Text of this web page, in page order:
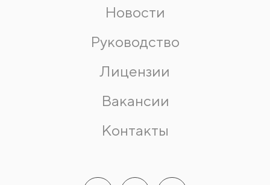
Новости
Руководство
Лицензии
Вакансии
Контакты